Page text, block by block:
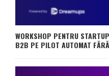
WORKSHOP PENTRU
B2B PE PILOT AUTOMAT